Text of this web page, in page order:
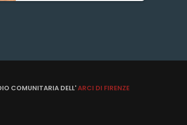
COMUNITARIA DELL'ARCI DI FIRENZE